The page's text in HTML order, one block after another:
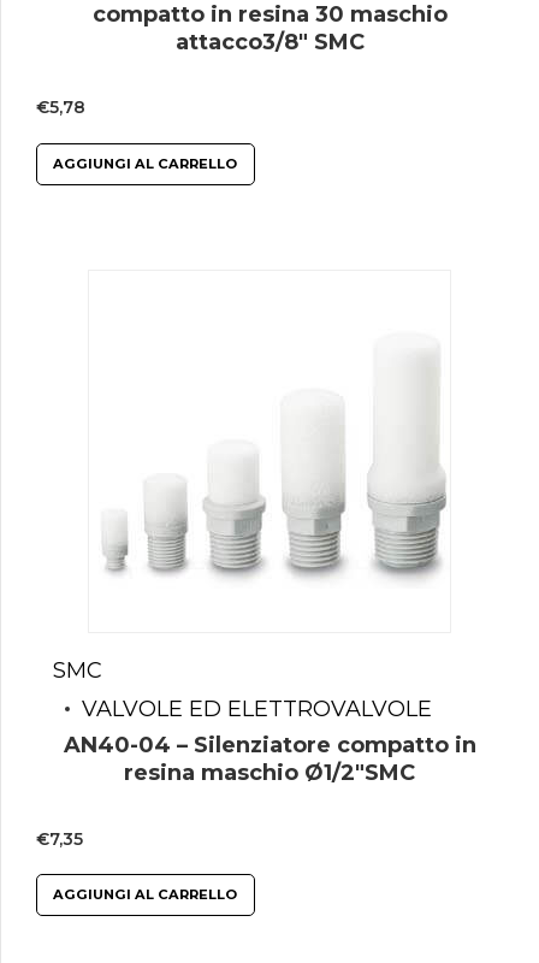
compatto in resina 30 maschio
attacco3/8″ SMC
€5,78
AGGIUNGI AL CARRELLO
SMC
VALVOLE ED ELETTROVALVOLE
AN40-04 – Silenziatore compatto in
resina maschio Ø1/2″SMC
€7,35
AGGIUNGI AL CARRELLO